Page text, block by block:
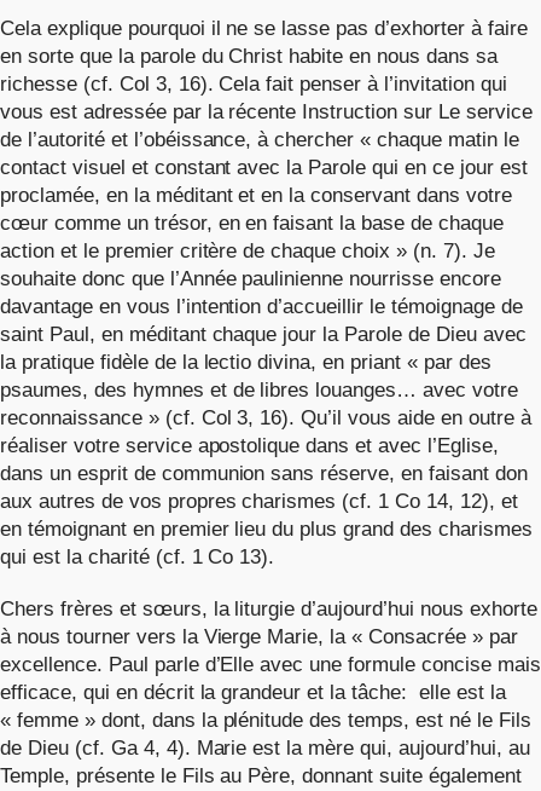
Cela explique pourquoi il ne se lasse pas d’exhorter à faire
en sorte que la parole du Christ habite en nous dans sa
richesse (cf. Col 3, 16). Cela fait penser à l’invitation qui
vous est adressée par la récente Instruction sur Le service
de l’autorité et l’obéissance, à chercher « chaque matin le
contact visuel et constant avec la Parole qui en ce jour est
proclamée, en la méditant et en la conservant dans votre
cœur comme un trésor, en en faisant la base de chaque
action et le premier critère de chaque choix » (n. 7). Je
souhaite donc que l’Année paulinienne nourrisse encore
davantage en vous l’intention d’accueillir le témoignage de
saint Paul, en méditant chaque jour la Parole de Dieu avec
la pratique fidèle de la lectio divina, en priant « par des
psaumes, des hymnes et de libres louanges… avec votre
reconnaissance » (cf. Col 3, 16). Qu’il vous aide en outre à
réaliser votre service apostolique dans et avec l’Eglise,
dans un esprit de communion sans réserve, en faisant don
aux autres de vos propres charismes (cf. 1 Co 14, 12), et
en témoignant en premier lieu du plus grand des charismes
qui est la charité (cf. 1 Co 13).
Chers frères et sœurs, la liturgie d’aujourd’hui nous exhorte
à nous tourner vers la Vierge Marie, la « Consacrée » par
excellence. Paul parle d’Elle avec une formule concise mais
efficace, qui en décrit la grandeur et la tâche: elle est la
« femme » dont, dans la plénitude des temps, est né le Fils
de Dieu (cf. Ga 4, 4). Marie est la mère qui, aujourd’hui, au
Temple, présente le Fils au Père, donnant suite également